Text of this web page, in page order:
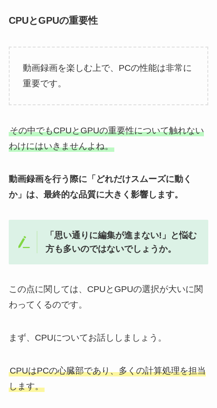
CPUとGPUの重要性
動画録画を楽しむ上で、PCの性能は非常に
重要です。
その中でもCPUとGPUの重要性について触れない
わけにはいきませんよね。
動画録画を行う際に「どれだけスムーズに動く
か」は、最終的な品質に大きく影響します。
「思い通りに編集が進まない!」と悩む
方も多いのではないでしょうか。
この点に関しては、CPUとGPUの選択が大いに関
わってくるのです。
まず、CPUについてお話ししましょう。
CPUはPCの心臓部であり、多くの計算処理を担当
します。